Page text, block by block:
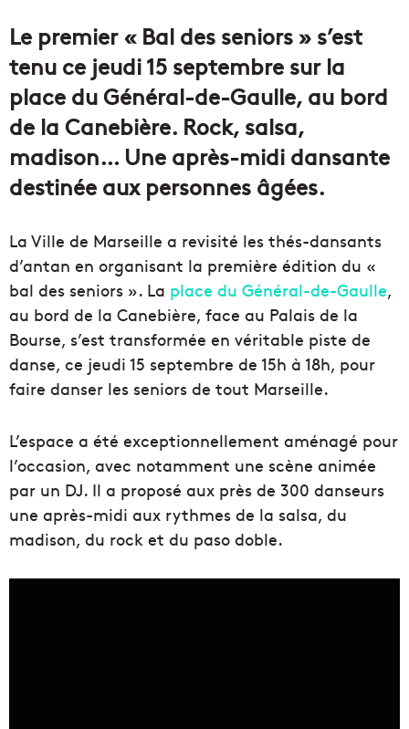
Le premier « Bal des seniors » s’est
tenu ce jeudi 15 septembre sur la
place du Général-de-Gaulle, au bord
de la Canebière. Rock, salsa,
madison… Une après-midi dansante
destinée aux personnes âgées.
La Ville de Marseille a revisité les thés-dansants
d’antan en organisant la première édition du «
bal des seniors ». La place du Général-de-Gaulle,
au bord de la Canebière, face au Palais de la
Bourse, s’est transformée en véritable piste de
danse, ce jeudi 15 septembre de 15h à 18h, pour
faire danser les seniors de tout Marseille.
L’espace a été exceptionnellement aménagé pour
l’occasion, avec notamment une scène animée
par un DJ. Il a proposé aux près de 300 danseurs
une après-midi aux rythmes de la salsa, du
madison, du rock et du paso doble.